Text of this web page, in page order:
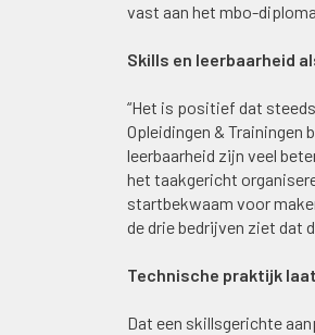
vast aan het mbo-
Skills en leerbaarheid
“Het is positief dat
Opleidingen & Trainingen
leerbaarheid zijn veel
het taakgericht
startbekwaam voor
de drie bedrijven ziet dat
Technische praktijk
Dat een skillsgerichte